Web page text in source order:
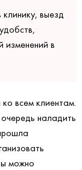
выезд
изменений в
всем клиентам.
наладить
можно